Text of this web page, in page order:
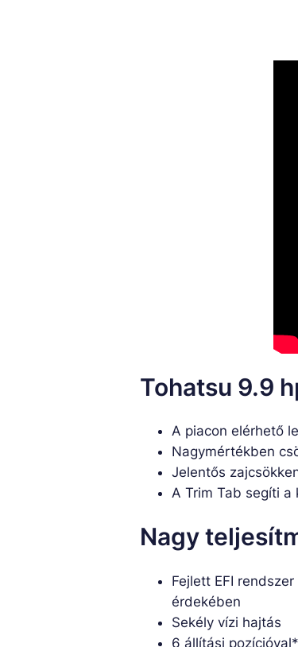
Tohatsu 9.9
A piacon elérhető
Nagymértékben
Jelentős
A Trim Tab segíti
Nagy
Fejlett EFI
érdekében
Sekély vízi hajtás
6 állítási pozícióval*